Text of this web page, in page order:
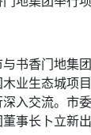
香门地集团
业生态城项
入交流。市
事长卜立新